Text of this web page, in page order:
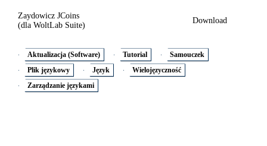
Zaydowicz JCoins
(dla WoltLab Suite)
Download
Aktualizacja (Software) Tutorial
Samouczek
Plik językowy
Język
Wielojęzyczność
Zarządzanie językami